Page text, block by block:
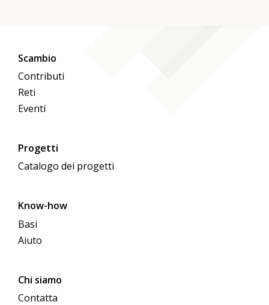
Scambio
Contributi
Reti
Eventi
Progetti
Catalogo dei progetti
Know-how
Basi
Aiuto
Chi siamo
Contatta